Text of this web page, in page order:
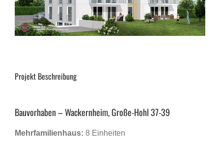
Projekt Beschreibung
Bauvorhaben – Wackernheim, Große-Hohl 37-39
Mehrfamilienhaus: 8 Einheiten